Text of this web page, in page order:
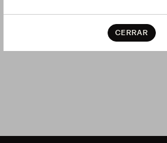
CERRAR
Huella: 21 x 28 cm; papel: 25,5 x 38,5